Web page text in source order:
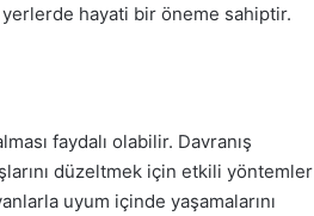
hayati bir öneme sahiptir.
faydalı olabilir. Davranış
düzeltmek için etkili yöntemler
uyum içinde yaşamalarını